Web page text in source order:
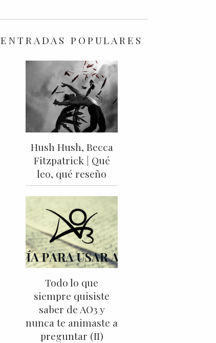
ENTRADAS POPULARES
Hush Hush, Becca
Fitzpatrick | Qué
leo, qué reseño
Todo lo que
siempre quisiste
saber de AO3 y
nunca te animaste a
preguntar (II)